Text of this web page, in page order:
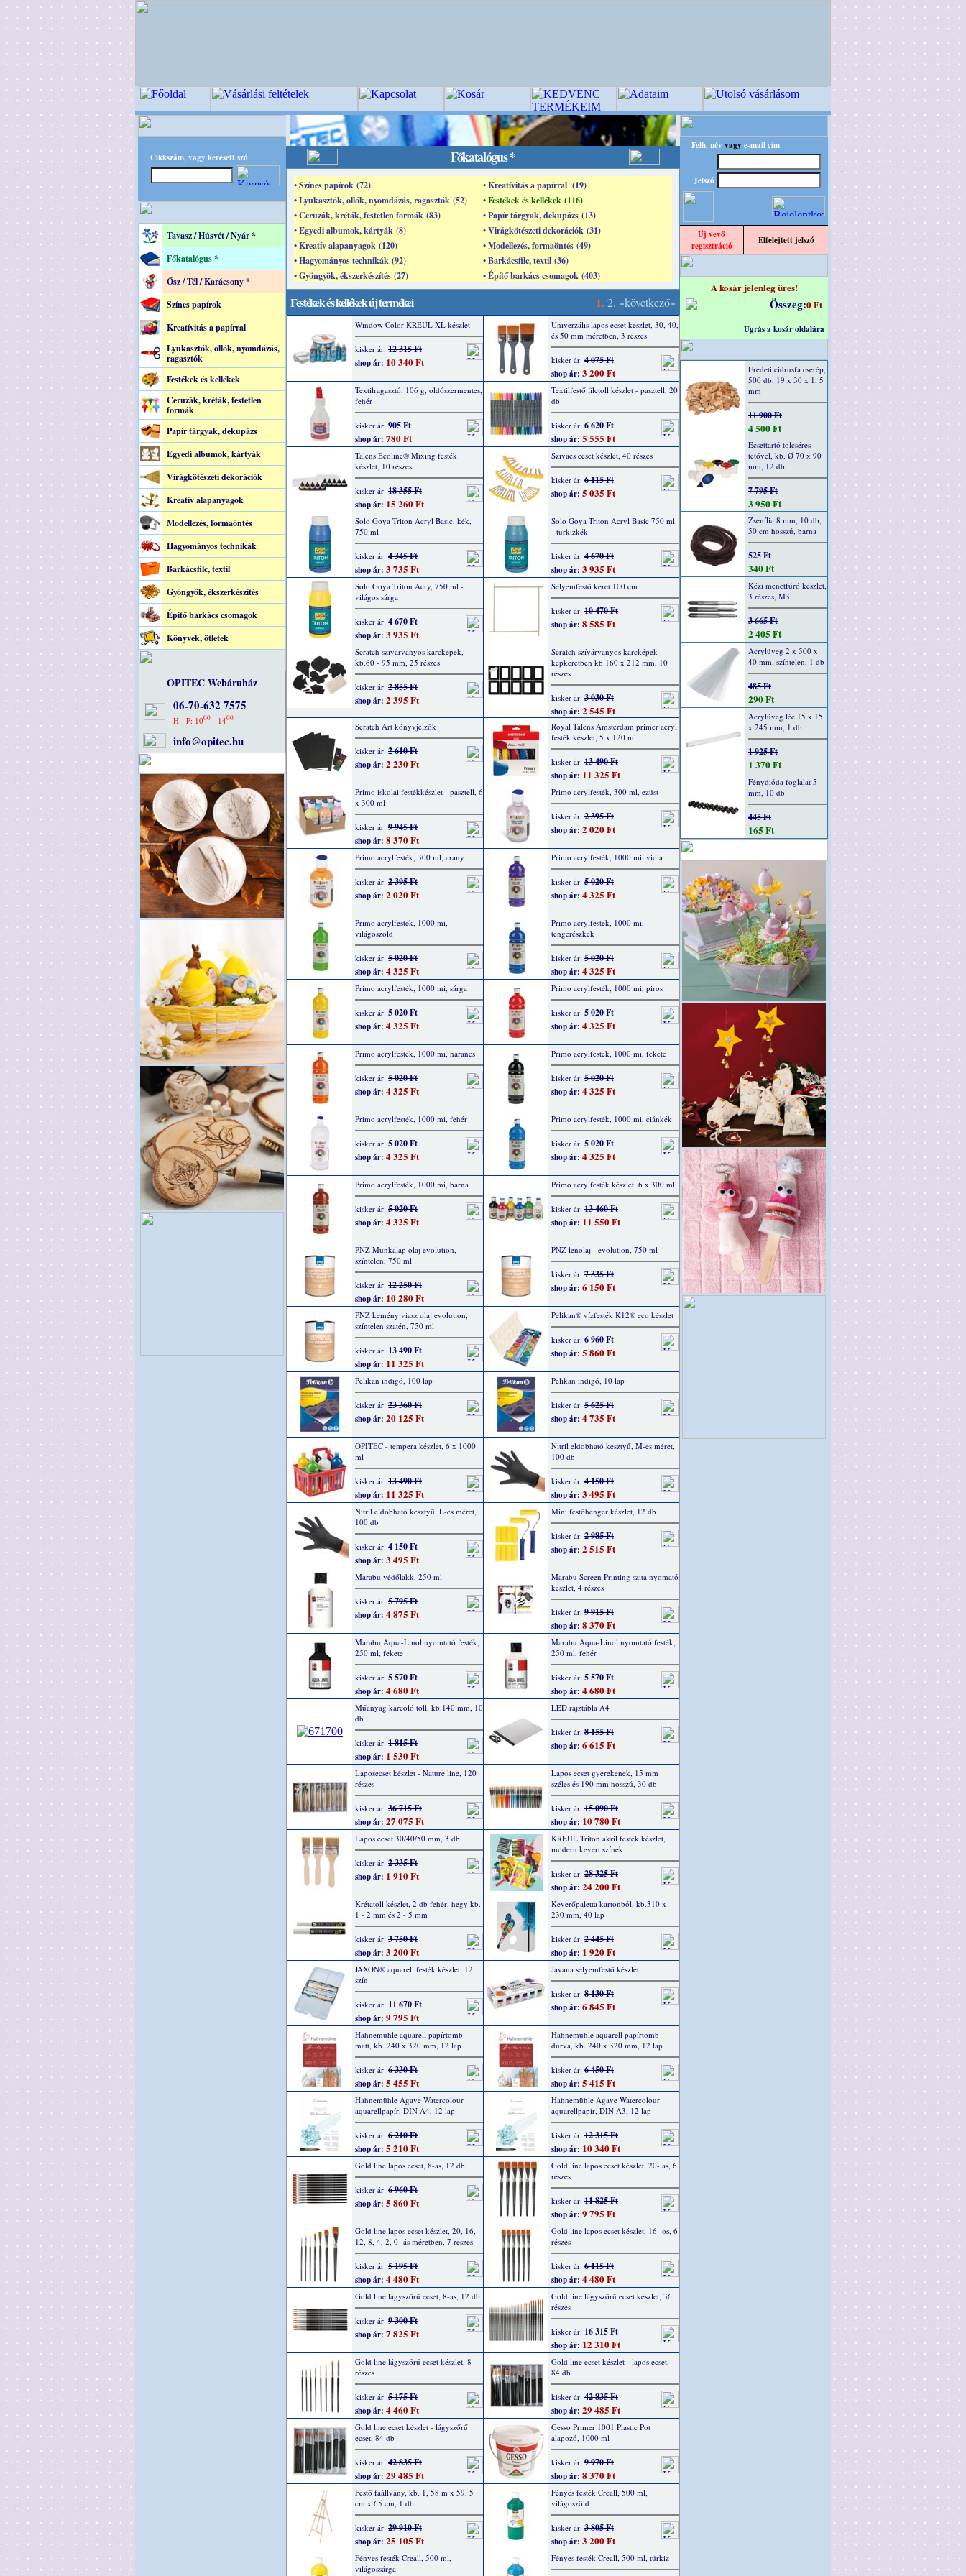
Cikkszám, vagy keresett szó
Tavasz / Húsvét / Nyár *
Főkatalógus *
Ősz / Tél / Karácsony *
Színes papírok
Kreatívitás a papírral
Lyukasztók, ollók, nyomdázás,
ragasztók
Festékek és kellékek
Ceruzák, kréták, festetlen
formák
Papír tárgyak, dekupázs
Egyedi albumok, kártyák
Virágkötészeti dekorációk
Kreatív alapanyagok
Modellezés, formaöntés
Hagyományos technikák
Barkácsfilc, textil
Gyöngyök, ékszerkészítés
Építő barkács csomagok
Könyvek, ötletek
OPITEC Webáruház
06-70-632 7575
H - P: 1000- 1400
info@opitec.hu
Főkatalógus *
• Színes papírok (72)
• Kreatívitás a papírral (19)
• Lyukasztók, ollók, nyomdázás, ragasztók (52)
• Festékek és kellékek (116)
• Ceruzák, kréták, festetlen formák (83)
• Papír tárgyak, dekupázs (13)
• Egyedi albumok, kártyák (8)
• Virágkötészeti dekorációk (31)
• Kreatív alapanyagok (120)
• Modellezés, formaöntés (49)
• Hagyományos technikák (92)
• Barkácsfilc, textil (36)
• Gyöngyök, ékszerkészítés (27)
• Építő barkács csomagok (403)
Festékek és kellékek új termékei 1.2. »következő»
Window Color KREUL XL készlet
kisker ár: 12 315 Ft
shop ár: 10 340 Ft
Univerzális lapos ecset készlet, 30, 40,
és 50 mm méretben, 3 részes
kisker ár: 4 075 Ft
shop ár: 3 200 Ft
Textilragasztó, 106 g, oldószermentes,
fehér
kisker ár: 905 Ft
shop ár: 780 Ft
Textilfestő filctoll készlet - pasztell, 20
db
kisker ár: 6 620 Ft
shop ár: 5 555 Ft
Talens Ecoline® Mixing festék
készlet, 10 részes
kisker ár: 18 355 Ft
shop ár: 15 260 Ft
Szivacs ecset készlet, 40 részes
kisker ár: 6 115 Ft
shop ár: 5 035 Ft
Solo Goya Triton Acryl Basic, kék,
750 ml
kisker ár: 4 345 Ft
shop ár: 3 735 Ft
Solo Goya Triton Acryl Basic 750 ml
- türkizkék
kisker ár: 4 670 Ft
shop ár: 3 935 Ft
Solo Goya Triton Acry, 750 ml -
világos sárga
kisker ár: 4 670 Ft
shop ár: 3 935 Ft
Selyemfestő keret 100 cm
kisker ár: 10 470 Ft
shop ár: 8 585 Ft
Scratch szívárványos karcképek,
kb.60 - 95 mm, 25 részes
kisker ár: 2 855 Ft
shop ár: 2 395 Ft
Scratch szívárványos karcképek
képkeretben kb.160 x 212 mm, 10
részes
kisker ár: 3 030 Ft
shop ár: 2 545 Ft
Scratch Art könyvjelzők
kisker ár: 2 610 Ft
shop ár: 2 230 Ft
Royal Talens Amsterdam primer acryl
festék készlet, 5 x 120 ml
kisker ár: 13 490 Ft
shop ár: 11 325 Ft
Primo iskolai festékkészlet - pasztell, 6
x 300 ml
kisker ár: 9 945 Ft
shop ár: 8 370 Ft
Primo acrylfesték, 300 ml, ezüst
kisker ár: 2 395 Ft
shop ár: 2 020 Ft
Primo acrylfesték, 300 ml, arany
kisker ár: 2 395 Ft
shop ár: 2 020 Ft
Primo acrylfesték, 1000 mi, viola
kisker ár: 5 020 Ft
shop ár: 4 325 Ft
Primo acrylfesték, 1000 mi,
világoszöld
kisker ár: 5 020 Ft
shop ár: 4 325 Ft
Primo acrylfesték, 1000 mi,
tengerészkék
kisker ár: 5 020 Ft
shop ár: 4 325 Ft
Primo acrylfesték, 1000 mi, sárga
kisker ár: 5 020 Ft
shop ár: 4 325 Ft
Primo acrylfesték, 1000 mi, piros
kisker ár: 5 020 Ft
shop ár: 4 325 Ft
Primo acrylfesték, 1000 mi, narancs
kisker ár: 5 020 Ft
shop ár: 4 325 Ft
Primo acrylfesték, 1000 mi, fekete
kisker ár: 5 020 Ft
shop ár: 4 325 Ft
Primo acrylfesték, 1000 mi, fehér
kisker ár: 5 020 Ft
shop ár: 4 325 Ft
Primo acrylfesték, 1000 mi, ciánkék
kisker ár: 5 020 Ft
shop ár: 4 325 Ft
Primo acrylfesték, 1000 mi, barna
kisker ár: 5 020 Ft
shop ár: 4 325 Ft
Primo acrylfesték készlet, 6 x 300 ml
kisker ár: 13 460 Ft
shop ár: 11 550 Ft
PNZ Munkalap olaj evolution,
színtelen, 750 ml
kisker ár: 12 250 Ft
shop ár: 10 280 Ft
PNZ lenolaj - evolution, 750 ml
kisker ár: 7 335 Ft
shop ár: 6 150 Ft
PNZ kemény viasz olaj evolution,
színtelen szatén, 750 ml
kisker ár: 13 490 Ft
shop ár: 11 325 Ft
Pelikan® vízfesték K12® eco készlet
kisker ár: 6 960 Ft
shop ár: 5 860 Ft
Pelikan indigó, 100 lap
kisker ár: 23 360 Ft
shop ár: 20 125 Ft
Pelikan indigó, 10 lap
kisker ár: 5 625 Ft
shop ár: 4 735 Ft
OPITEC - tempera készlet, 6 x 1000
ml
kisker ár: 13 490 Ft
shop ár: 11 325 Ft
Nitril eldobható kesztyű, M-es méret,
100 db
kisker ár: 4 150 Ft
shop ár: 3 495 Ft
Nitril eldobható kesztyű, L-es méret,
100 db
kisker ár: 4 150 Ft
shop ár: 3 495 Ft
Mini festőhenger készlet, 12 db
kisker ár: 2 985 Ft
shop ár: 2 515 Ft
Marabu védőlakk, 250 ml
kisker ár: 5 795 Ft
shop ár: 4 875 Ft
Marabu Screen Printing szita nyomató
készlet, 4 részes
kisker ár: 9 915 Ft
shop ár: 8 370 Ft
Marabu Aqua-Linol nyomtató festék,
250 ml, fekete
kisker ár: 5 570 Ft
shop ár: 4 680 Ft
Marabu Aqua-Linol nyomtató festék,
250 ml, fehér
kisker ár: 5 570 Ft
shop ár: 4 680 Ft
Műanyag karcoló toll, kb.140 mm, 10
db
kisker ár: 1 815 Ft
shop ár: 1 530 Ft
LED rajztábla A4
kisker ár: 8 155 Ft
shop ár: 6 615 Ft
Laposecset készlet - Nature line, 120
részes
kisker ár: 36 715 Ft
shop ár: 27 075 Ft
Lapos ecset gyerekenek, 15 mm
széles és 190 mm hosszú, 30 db
kisker ár: 15 090 Ft
shop ár: 10 780 Ft
Lapos ecset 30/40/50 mm, 3 db
kisker ár: 2 335 Ft
shop ár: 1 910 Ft
KREUL Triton akril festék készlet,
modern kevert színek
kisker ár: 28 325 Ft
shop ár: 24 200 Ft
Krétatoll készlet, 2 db fehér, hegy kb.
1 - 2 mm és 2 - 5 mm
kisker ár: 3 750 Ft
shop ár: 3 200 Ft
Keverőpaletta kartonból, kb.310 x
230 mm, 40 lap
kisker ár: 2 445 Ft
shop ár: 1 920 Ft
JAXON® aquarell festék készlet, 12
szín
kisker ár: 11 670 Ft
shop ár: 9 795 Ft
Javana selyemfestő készlet
kisker ár: 8 130 Ft
shop ár: 6 845 Ft
Hahnemühle aquarell papírtömb -
matt, kb. 240 x 320 mm, 12 lap
kisker ár: 6 330 Ft
shop ár: 5 455 Ft
Hahnemühle aquarell papírtömb -
durva, kb. 240 x 320 mm, 12 lap
kisker ár: 6 450 Ft
shop ár: 5 415 Ft
Hahnemühle Agave Watercolour
aquarellpapír, DIN A4, 12 lap
kisker ár: 6 210 Ft
shop ár: 5 210 Ft
Hahnemühle Agave Watercolour
aquarellpapír, DIN A3, 12 lap
kisker ár: 12 315 Ft
shop ár: 10 340 Ft
Gold line lapos ecset, 8-as, 12 db
kisker ár: 6 960 Ft
shop ár: 5 860 Ft
Gold line lapos ecset készlet, 20- as, 6
részes
kisker ár: 11 825 Ft
shop ár: 9 795 Ft
Gold line lapos ecset készlet, 20, 16,
12, 8, 4, 2, 0- ás méretben, 7 részes
kisker ár: 5 195 Ft
shop ár: 4 480 Ft
Gold line lapos ecset készlet, 16- os, 6
részes
kisker ár: 6 115 Ft
shop ár: 4 480 Ft
Gold line lágyszőrű ecset, 8-as, 12 db
kisker ár: 9 300 Ft
shop ár: 7 825 Ft
Gold line lágyszőrű ecset készlet, 36
részes
kisker ár: 16 315 Ft
shop ár: 12 310 Ft
Gold line lágyszőrű ecset készlet, 8
részes
kisker ár: 5 175 Ft
shop ár: 4 460 Ft
Gold line ecset készlet - lapos ecset,
84 db
kisker ár: 42 835 Ft
shop ár: 29 485 Ft
Gold line ecset készlet - lágyszőrű
ecset, 84 db
kisker ár: 42 835 Ft
shop ár: 29 485 Ft
Gesso Primer 1001 Plastic Pot
alapozó, 1000 ml
kisker ár: 9 970 Ft
shop ár: 8 370 Ft
Festő faállvány, kb. 1, 58 m x 59, 5
cm x 65 cm, 1 db
kisker ár: 29 910 Ft
shop ár: 25 105 Ft
Fényes festék Creall, 500 ml,
világoszöld
kisker ár: 3 805 Ft
shop ár: 3 200 Ft
Fényes festék Creall, 500 ml,
világossárga
Fényes festék Creall, 500 ml, türkiz
Felh. név vagy e-mail cím
Jelszó
Új vevő
regisztráció
Elfelejtett jelszó
A kosár jelenleg üres!
Összeg:0 Ft
Ugrás a kosár oldalára
Eredeti cidrusfa cserép,
500 db, 19 x 30 x 1, 5
mm
11 900 Ft
4 500 Ft
Ecsettartó tölcséres
tetővel, kb. Ø 70 x 90
mm, 12 db
7 795 Ft
3 950 Ft
Zsenília 8 mm, 10 db,
50 cm hosszú, barna
525 Ft
340 Ft
Kézi menetfúró készlet,
3 részes, M3
3 665 Ft
2 405 Ft
Acrylüveg 2 x 500 x
40 mm, színtelen, 1 db
485 Ft
290 Ft
Acrylüveg léc 15 x 15
x 245 mm, 1 db
1 925 Ft
1 370 Ft
Fénydióda foglalat 5
mm, 10 db
445 Ft
165 Ft